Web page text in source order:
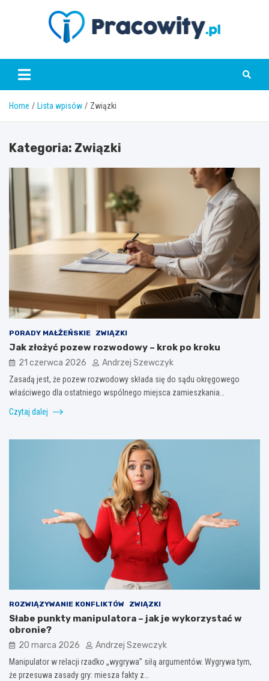
pracowity.pl
Home Lista wpisów Związki
Kategoria: Związki
PORADY MAŁŻEŃSKIE ZWIĄZKI
Jak złożyć pozew rozwodowy – krok po kroku
21 czerwca 2026 Andrzej Szewczyk
Zasadą jest, że pozew rozwodowy składa się do sądu okręgowego
właściwego dla ostatniego wspólnego miejsca zamieszkania…
Czytaj dalej
ROZWIĄZYWANIE KONFLIKTÓW ZWIĄZKI
Słabe punkty manipulatora – jak je wykorzystać w
obronie?
20 marca 2026 Andrzej Szewczyk
Manipulator w relacji rzadko „wygrywa” siłą argumentów. Wygrywa tym,
że przesuwa zasady gry: miesza fakty z…